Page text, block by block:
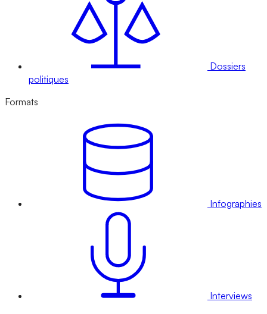
Dossiers
politiques
Formats
Infographies
Interviews